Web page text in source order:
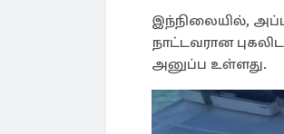
இந்நிலையில்,
நாட்டவரான
அனுப்ப உள்ளது.